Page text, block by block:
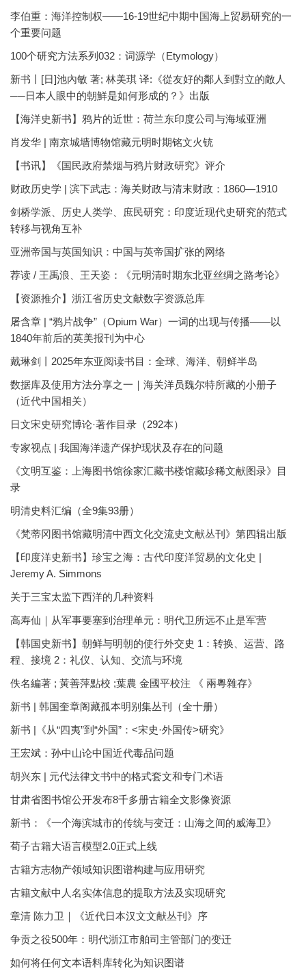
李伯重：海洋控制权——16-19世纪中期中国海上贸易研究的一
个重要问题
100个研究方法系列032：词源学（Etymology）
新书丨[日]池內敏 著; 林美琪 译:《從友好的鄰人到對立的敵人
──日本人眼中的朝鮮是如何形成的？》出版
【海洋史新书】鸦片的近世：荷兰东印度公司与海域亚洲
肖发华 | 南京城墙博物馆藏元明时期铭文火铳
【书讯】《国民政府禁烟与鸦片财政研究》评介
财政历史学 | 滨下武志：海关财政与清末财政：1860—1910
剑桥学派、历史人类学、庶民研究：印度近现代史研究的范式
转移与视角互补
亚洲帝国与英国知识：中国与英帝国扩张的网络
荐读 / 王禹浪、王天姿：《元明清时期东北亚丝绸之路考论》
【资源推介】浙江省历史文献数字资源总库
屠含章 | “鸦片战争”（Opium War）一词的出现与传播——以
1840年前后的英美报刊为中心
戴琳剑丨2025年东亚阅读书目：全球、海洋、朝鲜半岛
数据库及使用方法分享之一｜海关洋员魏尔特所藏的小册子
（近代中国相关）
日文宋史研究博论·著作目录（292本）
专家视点 | 我国海洋遗产保护现状及存在的问题
《文明互鉴：上海图书馆徐家汇藏书楼馆藏珍稀文献图录》目
录
明清史料汇编（全9集93册）
《梵蒂冈图书馆藏明清中西文化交流史文献丛刊》第四辑出版
【印度洋史新书】珍宝之海：古代印度洋贸易的文化史 |
Jeremy A. Simmons
关于三宝太监下西洋的几种资料
高寿仙｜从军事要塞到治理单元：明代卫所远不止是军营
【韩国史新书】朝鲜与明朝的使行外交史 1：转换、运营、路
程、接境 2：礼仪、认知、交流与环境
佚名編著 ; 黃善萍點校 ;葉農 金國平校注 《 兩粵雜存》
新书 | 韩国奎章阁藏孤本明别集丛刊（全十册）
新书 |《从“四夷”到“外国”：<宋史·外国传>研究》
王宏斌：孙中山论中国近代毒品问题
胡兴东 | 元代法律文书中的格式套文和专门术语
甘肃省图书馆公开发布8千多册古籍全文影像资源
新书：《一个海滨城市的传统与变迁：山海之间的威海卫》
荀子古籍大语言模型2.0正式上线
古籍方志物产领域知识图谱构建与应用研究
古籍文献中人名实体信息的提取方法及实现研究
章清 陈力卫｜《近代日本汉文文献丛刊》序
争贡之役500年：明代浙江市舶司主管部门的变迁
如何将任何文本语料库转化为知识图谱